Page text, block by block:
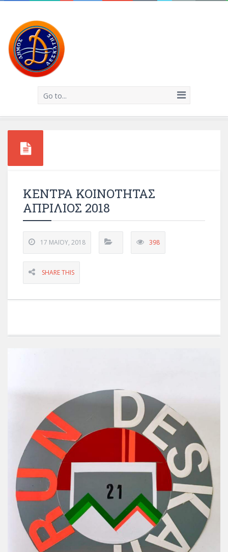
Go to...
ΚΕΝΤΡΑ ΚΟΙΝΟΤΗΤΑΣ
ΑΠΡΙΛΙΟΣ 2018
17 ΜΑΪ́ΟΥ, 2018 398
SHARE THIS